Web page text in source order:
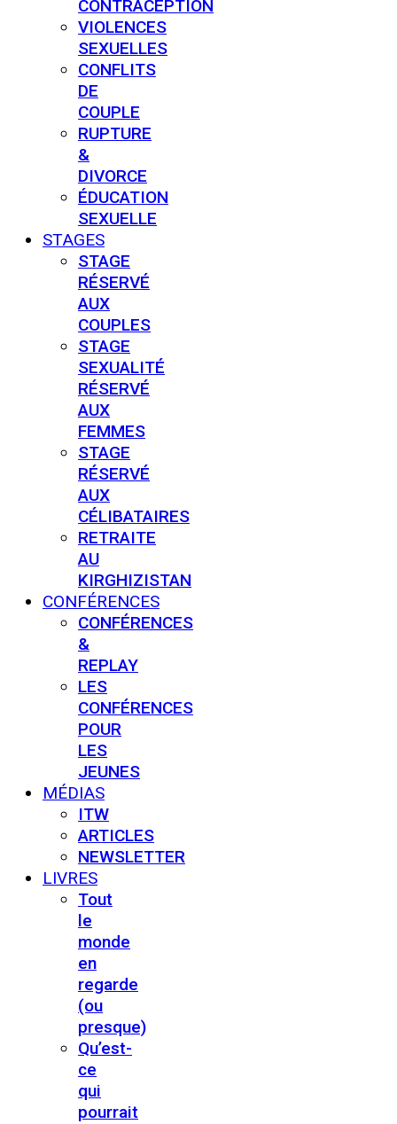
CONTRACEPTION
VIOLENCES
SEXUELLES
CONFLITS
DE
COUPLE
RUPTURE
&
DIVORCE
ÉDUCATION
SEXUELLE
STAGES
STAGE
RÉSERVÉ
AUX
COUPLES
STAGE
SEXUALITÉ
RÉSERVÉ
AUX
FEMMES
STAGE
RÉSERVÉ
AUX
CÉLIBATAIRES
RETRAITE
AU
KIRGHIZISTAN
CONFÉRENCES
CONFÉRENCES
&
REPLAY
LES
CONFÉRENCES
POUR
LES
JEUNES
MÉDIAS
ITW
ARTICLES
NEWSLETTER
LIVRES
Tout
le
monde
en
regarde
(ou
presque)
Qu’est-
ce
qui
pourrait